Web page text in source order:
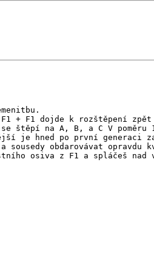
+ F1 dojde k rozštěpení zpět
se štěpí na A, B, a C V
je hned po první generaci
sousedy obdarovávat opravdu
osiva z F1 a spláčeš nad